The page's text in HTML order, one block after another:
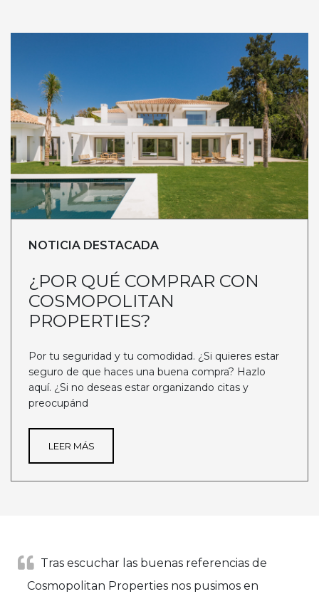
NOTICIA DESTACADA
¿POR QUÉ COMPRAR CON
COSMOPOLITAN
PROPERTIES?
Por tu seguridad y tu comodidad. ¿Si quieres estar
seguro de que haces una buena compra? Hazlo
aquí. ¿Si no deseas estar organizando citas y
preocupánd
LEER MÁS
Tras escuchar las buenas referencias de
Cosmopolitan Properties nos pusimos en